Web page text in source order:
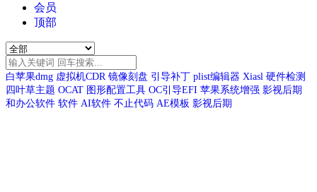
会员
顶部
白苹果dmg 虚拟机CDR 镜像刻盘 引导补丁 plist编辑器 Xiasl 硬件检测
四叶草主题 OCAT 图形配置工具 OC引导EFI 苹果系统增强 影视后期
和办公软件 软件 AI软件 不止代码 AE模板 影视后期